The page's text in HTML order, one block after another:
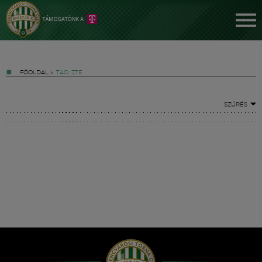
FŐOLDAL » TAG: ZTE
SZŰRÉS
Hírek